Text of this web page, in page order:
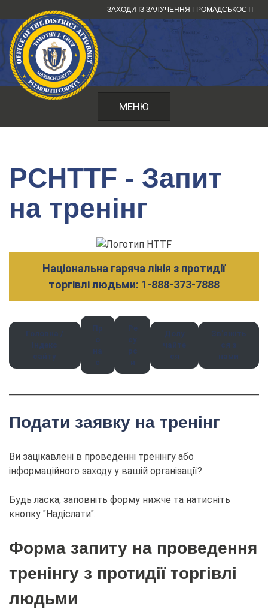
до
змісту
ЗАХОДИ ІЗ ЗАЛУЧЕННЯ ГРОМАДСЬКОСТІ
МЕНЮ
PCHTTF - Запит
на тренінг
Національна гаряча лінія з протидії
торгівлі людьми: 1-888-373-7888
Головна /
Індекс
сайту
Пр
о
на
с
Ре
су
рс
и
Долу
чайте
ся
Зв'яжіть
ся з
нами
Подати заявку на тренінг
Ви зацікавлені в проведенні тренінгу або
інформаційного заходу у вашій організації?
Будь ласка, заповніть форму нижче та натисніть
кнопку "Надіслати":
Форма запиту на проведення
тренінгу з протидії торгівлі
людьми